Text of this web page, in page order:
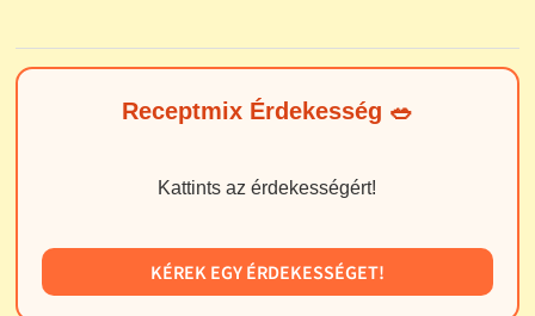
Receptmix Érdekesség 🥗
Kattints az érdekességért!
KÉREK EGY ÉRDEKESSÉGET!